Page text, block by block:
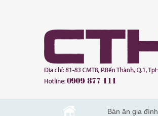
Bàn ăn gia đình